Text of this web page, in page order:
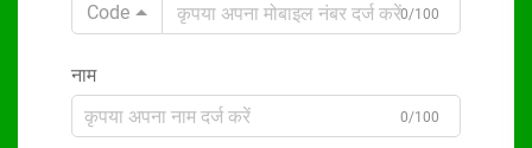
Code
0/100
नाम
0/100